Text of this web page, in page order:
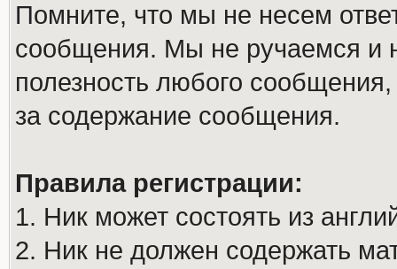
Помните, что мы не несем
сообщения. Мы не ручаемся и
полезность любого
за содержание сообщения.
Правила регистрации:
1. Ник может состоять из
2. Ник не должен содержать